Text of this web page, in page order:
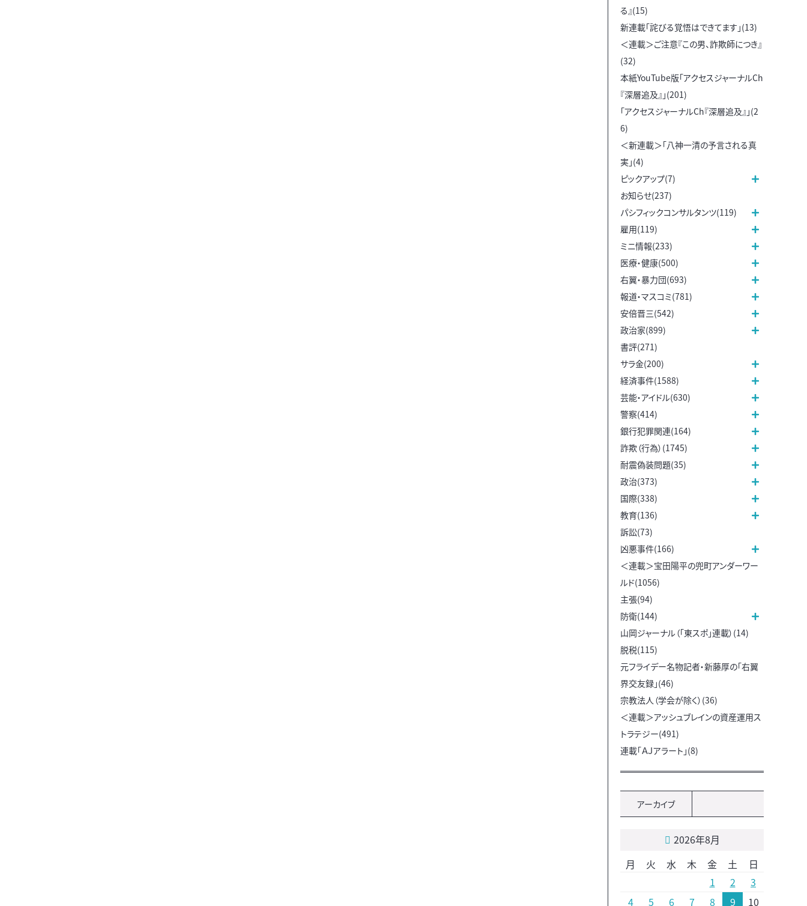
る』(15)
新連載「詫びる覚悟はできてます」(13)
＜連載＞ご注意『この男、詐欺師につき』
(32)
本紙YouTube版「アクセスジャーナルCh
『深層追及』」(201)
「アクセスジャーナルCh『深層追及』」(2
6)
＜新連載＞「八神一清の予言される真
実」(4)
ピックアップ(7)
お知らせ(237)
パシフィックコンサルタンツ(119)
雇用(119)
ミニ情報(233)
医療・健康(500)
右翼・暴力団(693)
報道・マスコミ(781)
安倍晋三(542)
政治家(899)
書評(271)
サラ金(200)
経済事件(1588)
芸能・アイドル(630)
警察(414)
銀行犯罪関連(164)
詐欺（行為）(1745)
耐震偽装問題(35)
政治(373)
国際(338)
教育(136)
訴訟(73)
凶悪事件(166)
＜連載＞宝田陽平の兜町アンダーワー
ルド(1056)
主張(94)
防衛(144)
山岡ジャーナル（「東スポ」連載）(14)
脱税(115)
元フライデー名物記者・新藤厚の「右翼
界交友録」(46)
宗教法人（学会が除く）(36)
＜連載＞アッシュブレインの資産運用ス
トラテジー(491)
連載「ＡＪアラート」(8)
アーカイブ
2026年8月
月
火 水 木 金 土
日
1
2
3
4
5 6 7 8 9 10